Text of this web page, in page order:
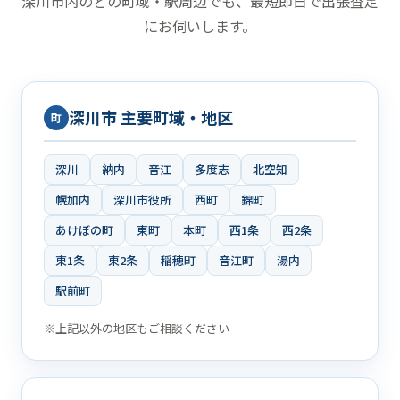
にお伺いします。
町 深川市 主要町域・地区
深川 納内 音江 多度志
北空知
幌加内
深川市役所 西町
錦町
あけぼの町
東町 本町 西1条
西2条
東1条
東2条 稲穂町 音江町
湯内
駅前町
※上記以外の地区もご相談ください